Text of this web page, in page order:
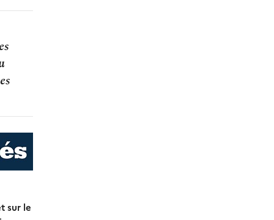
sur le